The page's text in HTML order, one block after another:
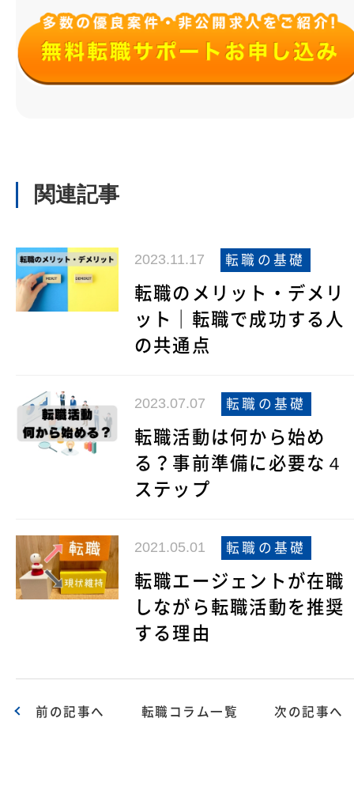
関連記事
2023.11.17 転職の基礎
転職のメリット・デメリ
ット｜転職で成功する人
の共通点
2023.07.07 転職の基礎
転職活動は何から始め
る？事前準備に必要な４
ステップ
2021.05.01 転職の基礎
転職エージェントが在職
しながら転職活動を推奨
する理由
前の記事へ 転職コラム一覧 次の記事へ